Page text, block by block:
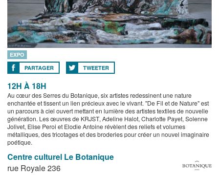
EXPO
PARTAGER
TWEETER
12H À 18H
Au cœur des Serres du Botanique, six artistes redessinent une nature
enchantée et tissent un lien précieux avec le vivant. "De Fil et de Nature" est
un parcours à ciel ouvert mettant en lumière des artistes textiles de nouvelle
génération. Les œuvres de KRJST, Adeline Halot, Charlotte Payet, Solenne
Jolivet, Elise Peroi et Elodie Antoine révèlent des reliefs et volumes
métalliques, des tricotages et des broderies pour créer un nouvel imaginaire
poétique.
Centre culturel Le Botanique
rue Royale 236